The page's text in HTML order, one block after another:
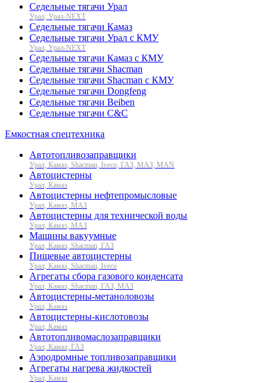
Седельные тягачи Урал
Урал, Урал-NEXT
Седельные тягачи Камаз
Седельные тягачи Урал с КМУ
Урал, Урал-NEXT
Седельные тягачи Камаз с КМУ
Седельные тягачи Shacman
Седельные тягачи Shacman с КМУ
Седельные тягачи Dongfeng
Седельные тягачи Beiben
Седельные тягачи C&C
Емкостная спецтехника
Автотопливозаправщики
Урал, Камаз, Shacman, Iveco, ГАЗ, МАЗ, MAN
Автоцистерны
Урал, Камаз
Автоцистерны нефтепромысловые
Урал, Камаз, МАЗ
Автоцистерны для технической воды
Урал, Камаз, МАЗ
Машины вакуумные
Урал, Камаз, Shacman, ГАЗ
Пищевые автоцистерны
Урал, Камаз, Shacman, Iveco
Агрегаты сбора газового конденсата
Урал, Камаз, Shacman, ГАЗ, МАЗ
Автоцистерны-метаноловозы
Урал, Камаз
Автоцистерны-кислотовозы
Урал, Камаз
Автотопливомаслозаправщики
Урал, Камаз, ГАЗ
Аэродромные топливозаправщики
Агрегаты нагрева жидкостей
Урал, Камаз